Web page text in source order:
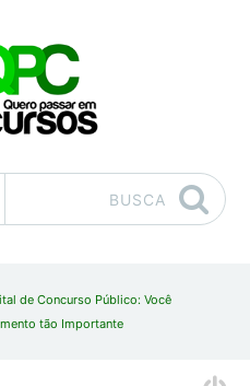
BUSCA
de Concurso Público: Você
tão Importante